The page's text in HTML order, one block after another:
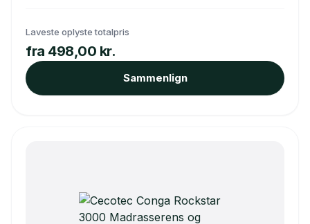
Laveste oplyste totalpris
fra 498,00 kr.
Sammenlign